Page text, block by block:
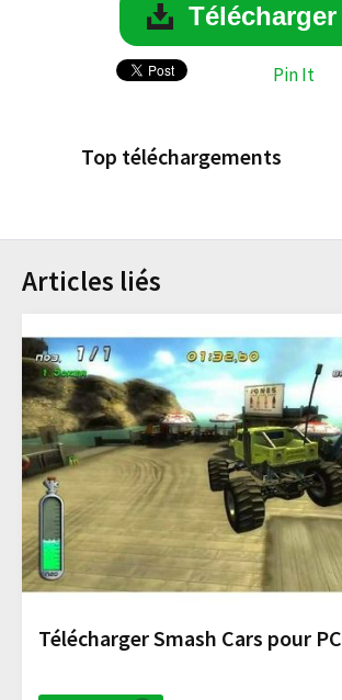
Télécharger
Pin It
Top téléchargements
Articles liés
Télécharger Smash Cars pour PC